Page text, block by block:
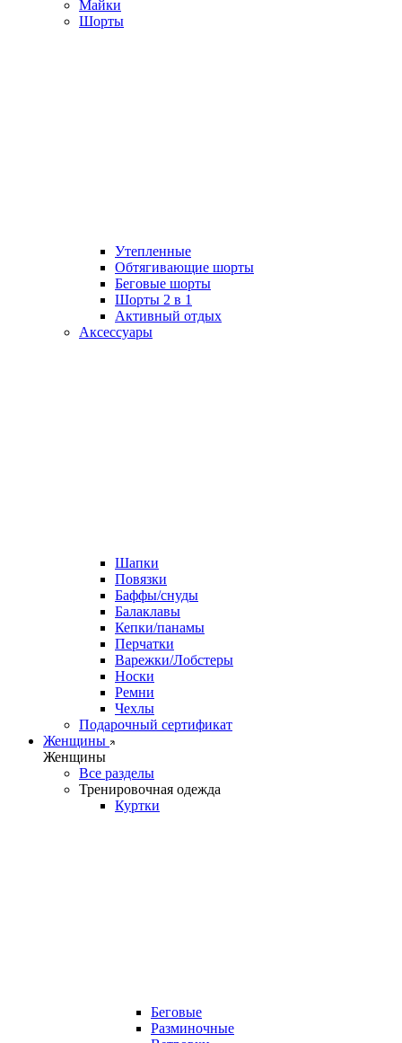
Майки
Шорты
Утепленные
Обтягивающие шорты
Беговые шорты
Шорты 2 в 1
Активный отдых
Аксессуары
Шапки
Повязки
Баффы/снуды
Балаклавы
Кепки/панамы
Перчатки
Варежки/Лобстеры
Носки
Ремни
Чехлы
Подарочный сертификат
Женщины
Женщины
Все разделы
Тренировочная одежда
Куртки
Беговые
Разминочные